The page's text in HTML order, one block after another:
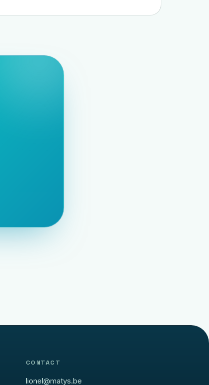
CONTACT
lionel@matys.be